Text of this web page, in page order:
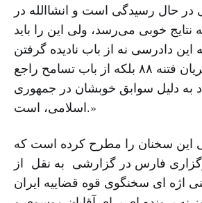
در حال رسیدگی است و انشاالله در
خوبی می‌رسد، ولی این را باید
این دادرسی نه از باب نادیده گرفتن
برخی از امور در جریان فتنه ۸۸ بلکه از باب تسامح راجع
به دلیل سوابق خوبشان در جمهوری
اسلامی،‌ است.»
این سخنان را مطرح کرده است که
فارس در گزارشی به نقل از
اژه ای سخنگوی قوه قضاییه ایران